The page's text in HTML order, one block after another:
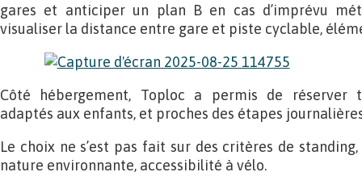
gares et anticiper un plan B en cas d’imprévu
visualiser la distance entre gare et piste cyclable,
Côté hébergement, Toploc a permis de réserver
adaptés aux enfants, et proches des étapes
Le choix ne s’est pas fait sur des critères de
nature environnante, accessibilité à vélo.